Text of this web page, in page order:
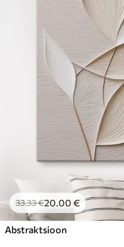
33.33€20.00 €
Abstraktsioon